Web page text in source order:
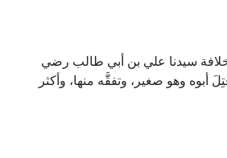
سيدنا علي بن أبي طالب رضي
وهو صغير، وتفقَّه منها، وأكثر